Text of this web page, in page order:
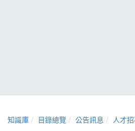
知識庫 目錄總覽 公告訊息 人才